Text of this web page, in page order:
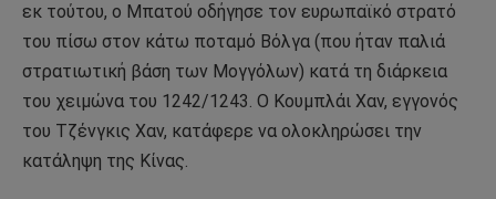
εκ τούτου, ο Μπατού οδήγησε τον ευρωπαϊκό στρατό
του πίσω στον κάτω ποταμό Βόλγα (που ήταν παλιά
στρατιωτική βάση των Μογγόλων) κατά τη διάρκεια
του χειμώνα του 1242/1243. Ο Κουμπλάι Χαν, εγγονός
του Τζένγκις Χαν, κατάφερε να ολοκληρώσει την
κατάληψη της Κίνας.